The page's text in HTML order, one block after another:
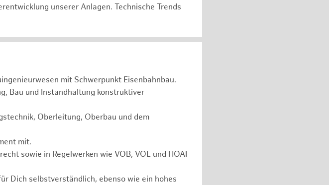
unserer Anlagen. Technische Trends
mit Schwerpunkt Eisenbahnbau.
Bau und Instandhaltung konstruktiver
Oberleitung, Oberbau und dem
mit.
sowie in Regelwerken wie VOB, VOL und HOAI
Dich selbstverständlich, ebenso wie ein hohes